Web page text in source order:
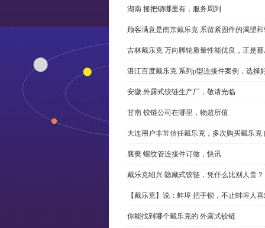
湖南 摇把锁哪里有，服务周到
顾客满意是南京戴乐克 系留紧固件的渴望
吉林戴乐克 万向脚轮质量性能优良，正是
湛江百度戴乐克 系列p型连接件案例，选择
安徽 外露式铰链生产厂，敬请光临
甘南 铰链公司在哪里，物超所值
大连用户非常信任戴乐克，多次购买戴乐克
襄樊 螺纹管连接件订做，快讯
戴乐克绍兴 隐藏式铰链，凭什么比别人贵？
【戴乐克】说：蚌埠 把手锁，不止蚌埠人
你能找到哪个戴乐克的 外露式铰链